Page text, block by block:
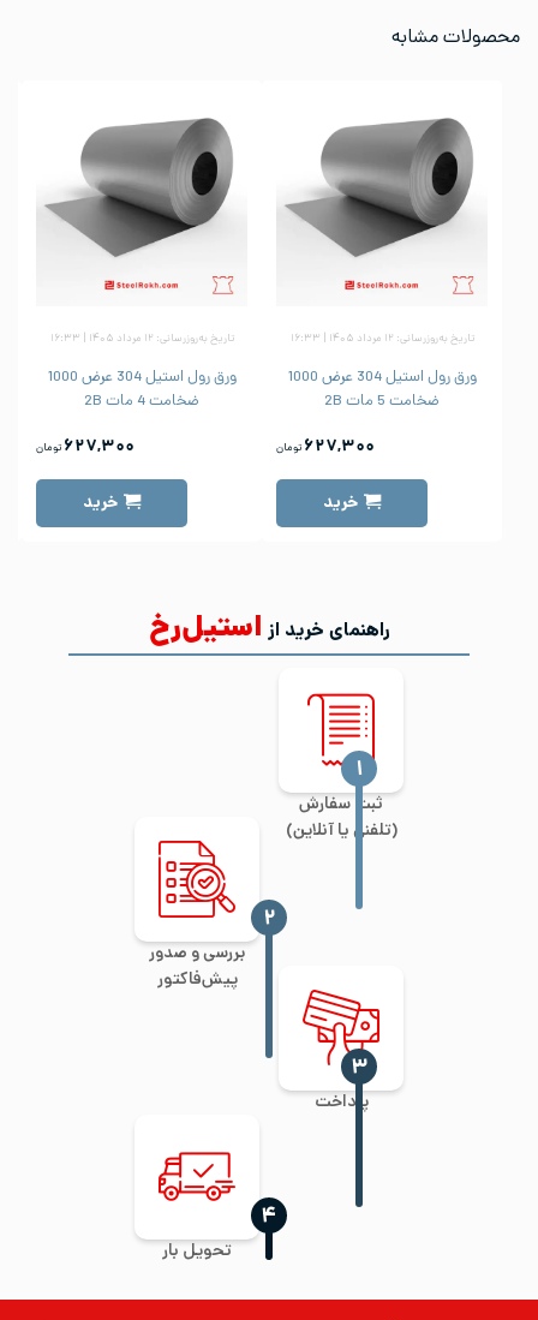
محصولات مشابه
تاریخ به‌روزرسانی: ۱۲ مرداد ۱۴۰۵ | ۱۶:۳۳
ورق رول استیل 304 عرض 1000
ضخامت 5 مات 2B
۶۲۷,۳۰۰ تومان
خرید
تاریخ به‌روزرسانی: ۱۲ مرداد ۱۴۰۵ | ۱۶:۳۳
ورق رول استیل 304 عرض 1000
ضخامت 4 مات 2B
۶۲۷,۳۰۰ تومان
خرید
راهنمای خرید از استیل‌رخ
ثبت سفارش
(تلفنی یا آنلاین)
‍۱
بررسی و صدور
پیش‌فاکتور
‍۲
پرداخت
‍۳
تحویل بار
‍۴